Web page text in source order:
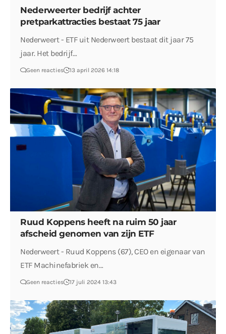
Nederweerter bedrijf achter
pretparkattracties bestaat 75 jaar
Nederweert - ETF uit Nederweert bestaat dit jaar 75
jaar. Het bedrijf…
Geen reacties 13 april 2026 14:18
Ruud Koppens heeft na ruim 50 jaar
afscheid genomen van zijn ETF
Nederweert - Ruud Koppens (67), CEO en eigenaar van
ETF Machinefabriek en…
Geen reacties 17 juli 2024 13:43